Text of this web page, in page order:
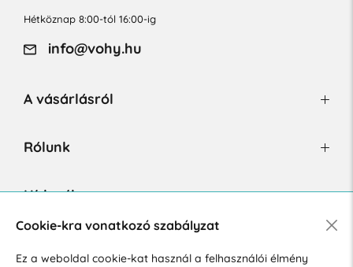
Hétköznap 8:00-tól 16:00-ig
info@vohy.hu
A vásárlásról
Rólunk
Hírlevél
Cookie-kra vonatkozó szabályzat
Ez a weboldal cookie-kat használ a felhasználói élmény